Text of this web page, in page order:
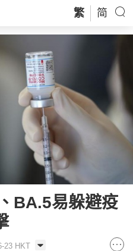
繁 简
BA.5易躲避疫
23 HKT